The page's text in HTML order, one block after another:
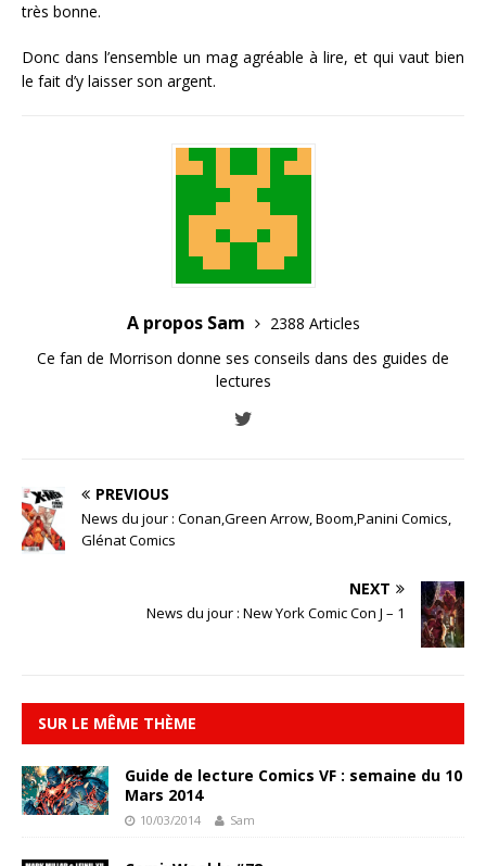
très bonne.
Donc dans l’ensemble un mag agréable à lire, et qui vaut bien
le fait d’y laisser son argent.
A propos Sam
2388 Articles
Ce fan de Morrison donne ses conseils dans des guides de
lectures
PREVIOUS
News du jour : Conan,Green Arrow, Boom,Panini Comics,
Glénat Comics
NEXT
News du jour : New York Comic Con J – 1
SUR LE MÊME THÈME
Guide de lecture Comics VF : semaine du 10
Mars 2014
10/03/2014 Sam